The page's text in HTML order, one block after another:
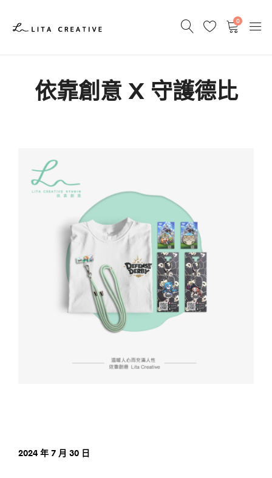
0
依靠創意 X 守護德比
2024 年 7 月 30 日